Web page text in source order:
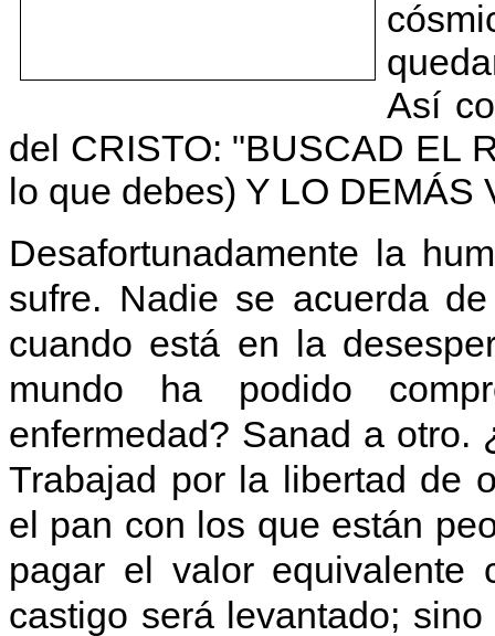
Así
del CRISTO: "BUSCAD EL
lo que debes) Y LO
Desafortunadamente la
sufre. Nadie se acuerda
cuando está en la
mundo ha podido
enfermedad? Sanad a otro.
Trabajad por la libertad de
el pan con los que están
pagar el valor equivalente
castigo será levantado;